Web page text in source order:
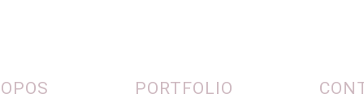
PORTFOLIO